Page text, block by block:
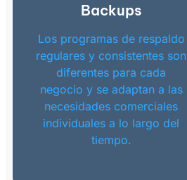
Backups
Los programas de respaldo
regulares y consistentes son
diferentes para cada
negocio y se adaptan a las
necesidades comerciales
individuales a lo largo del
tiempo.